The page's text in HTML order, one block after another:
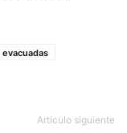
Artículo siguiente